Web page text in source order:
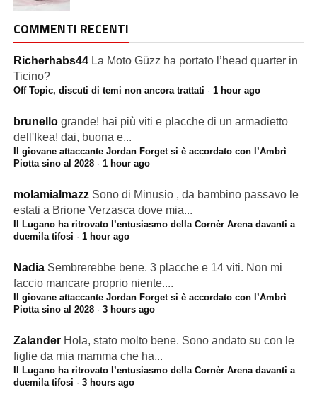
COMMENTI RECENTI
Richerhabs44 La Moto Güzz ha portato l’head quarter in
Ticino?
Off Topic, discuti di temi non ancora trattati · 1 hour ago
brunello grande! hai più viti e placche di un armadietto
dell'Ikea! dai, buona e...
Il giovane attaccante Jordan Forget si è accordato con l’Ambrì
Piotta sino al 2028· 1 hour ago
molamialmazz Sono di Minusio , da bambino passavo le
estati a Brione Verzasca dove mia...
Il Lugano ha ritrovato l’entusiasmo della Cornèr Arena davanti a
duemila tifosi · 1 hour ago
Nadia Sembrerebbe bene. 3 placche e 14 viti. Non mi
faccio mancare proprio niente....
Il giovane attaccante Jordan Forget si è accordato con l’Ambrì
Piotta sino al 2028· 3 hours ago
Zalander Hola, stato molto bene. Sono andato su con le
figlie da mia mamma che ha...
Il Lugano ha ritrovato l’entusiasmo della Cornèr Arena davanti a
duemila tifosi · 3 hours ago